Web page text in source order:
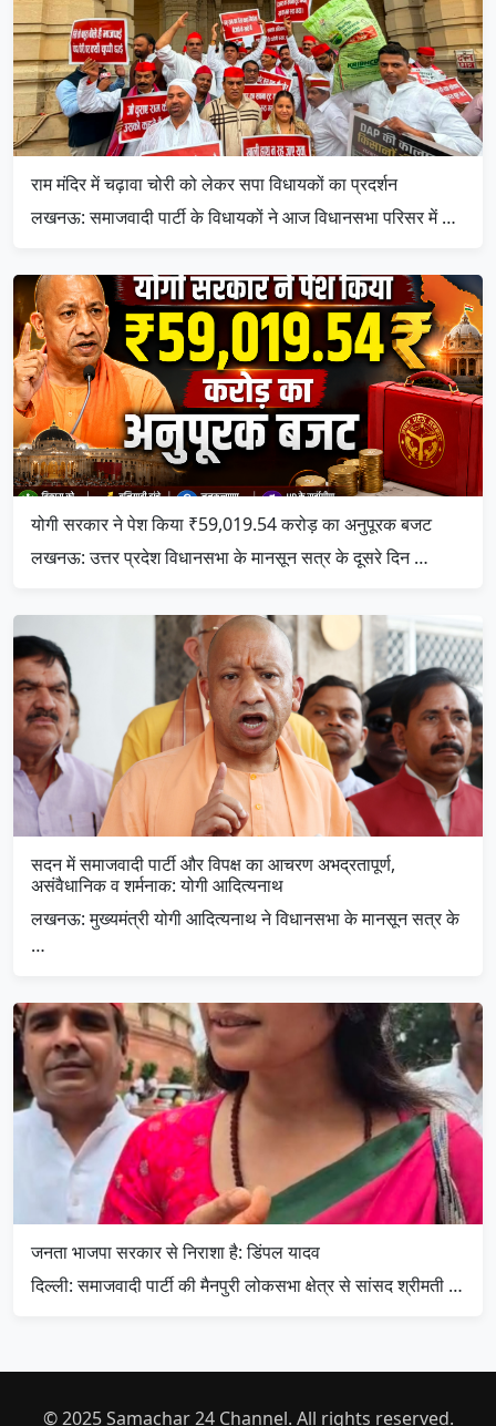
राम मंदिर में चढ़ावा चोरी को लेकर सपा विधायकों का प्रदर्शन
लखनऊ: समाजवादी पार्टी के विधायकों ने आज विधानसभा परिसर में …
योगी सरकार ने पेश किया ₹59,019.54 करोड़ का अनुपूरक बजट
लखनऊ: उत्तर प्रदेश विधानसभा के मानसून सत्र के दूसरे दिन …
सदन में समाजवादी पार्टी और विपक्ष का आचरण अभद्रतापूर्ण,
असंवैधानिक व शर्मनाक: योगी आदित्यनाथ
लखनऊ: मुख्यमंत्री योगी आदित्यनाथ ने विधानसभा के मानसून सत्र के
…
जनता भाजपा सरकार से निराशा है: डिंपल यादव
दिल्ली: समाजवादी पार्टी की मैनपुरी लोकसभा क्षेत्र से सांसद श्रीमती …
© 2025 Samachar 24 Channel. All rights reserved.